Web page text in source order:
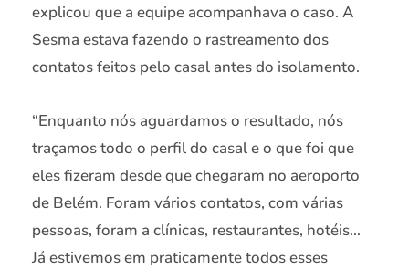
explicou que a equipe acompanhava o caso. A
Sesma estava fazendo o rastreamento dos
contatos feitos pelo casal antes do isolamento.
“Enquanto nós aguardamos o resultado, nós
traçamos todo o perfil do casal e o que foi que
eles fizeram desde que chegaram no aeroporto
de Belém. Foram vários contatos, com várias
pessoas, foram a clínicas, restaurantes, hotéis…
Já estivemos em praticamente todos esses